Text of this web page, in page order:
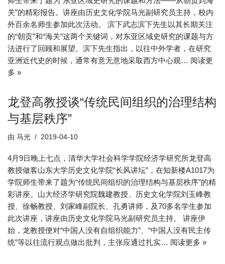
关”的精彩报告。讲座由历史文化学院马光副研究员主持，校内
外百余名师生参加此次活动。 滨下武志滨下先生以其长期关注
的“朝贡”和“海关”这两个关键词，对东亚区域史研究的课题与方
法进行了回顾和展望。滨下先生指出，以往中外学者，在研究
亚洲近代史的时候，通常有意无意地采取西方中心观… 阅读更
多 »
龙登高教授谈“传统民间组织的治理结构
与基层秩序”
由 马光 2019-04-10
4月9日晚上七点，清华大学社会科学学院经济学研究所龙登高
教授做客山东大学历史文化学院“长风讲坛”，在知新楼A1017为
学院师生带来了题为“传统民间组织的治理结构与基层秩序”的精
彩讲座。山大经济学研究院魏建教授、历史文化学院刘玉峰教
授、徐畅教授、刘家峰副院长、孔勇讲师，及70多名学生参加
此次讲座，讲座由历史文化学院马光副研究员主持。 讲座伊
始，龙教授便对“中国人没有自组织能力”、“中国人没有民主传
统”等以往流行观点做出批判，主张应通过扎实… 阅读更多 »